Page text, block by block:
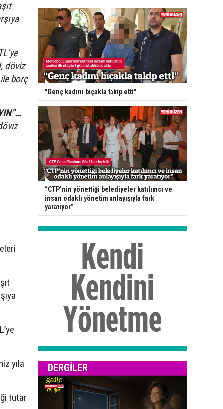
döviz
borç
yıla
tutar
"Genç kadını bıçakla takip etti"
“CTP’nin yönettiği belediyeler katılımcı ve
insan odaklı yönetim anlayışıyla fark
yaratıyor”
DERGILER